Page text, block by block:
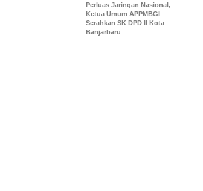
Perluas Jaringan Nasional,
Ketua Umum APPMBGI
Serahkan SK DPD II Kota
Banjarbaru